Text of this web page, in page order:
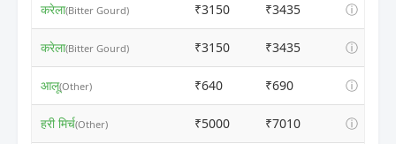
करेला(Bitter Gourd) ₹3150 ₹3435 ⓘ
करेला(Bitter Gourd) ₹3150 ₹3435 ⓘ
आलू(Other) ₹640 ₹690 ⓘ
हरी मिर्च(Other) ₹5000 ₹7010 ⓘ